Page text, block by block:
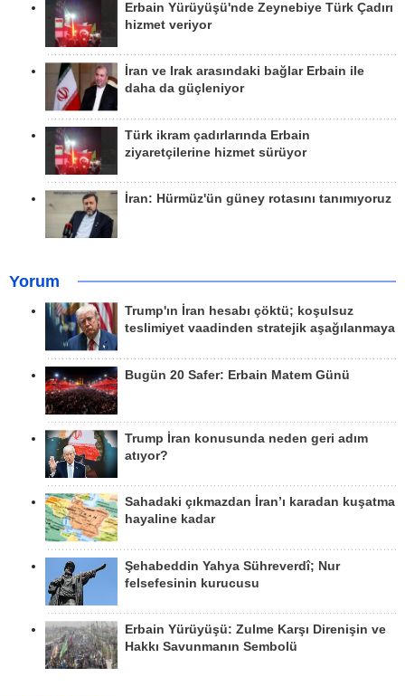
Erbain Yürüyüşü'nde Zeynebiye Türk Çadırı
hizmet veriyor
İran ve Irak arasındaki bağlar Erbain ile
daha da güçleniyor
Türk ikram çadırlarında Erbain
ziyaretçilerine hizmet sürüyor
İran: Hürmüz'ün güney rotasını tanımıyoruz
Yorum
Trump'ın İran hesabı çöktü; koşulsuz
teslimiyet vaadinden stratejik aşağılanmaya
Bugün 20 Safer: Erbain Matem Günü
Trump İran konusunda neden geri adım
atıyor?
Sahadaki çıkmazdan İran’ı karadan kuşatma
hayaline kadar
Şehabeddin Yahya Sühreverdî; Nur
felsefesinin kurucusu
Erbain Yürüyüşü: Zulme Karşı Direnişin ve
Hakkı Savunmanın Sembolü